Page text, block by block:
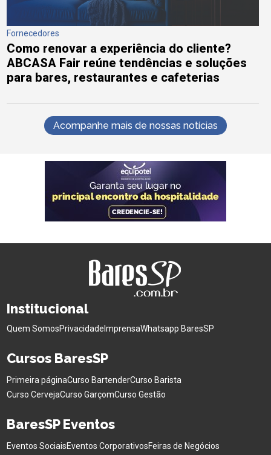
Fornecedores
Como renovar a experiência do cliente?
ABCASA Fair reúne tendências e soluções
para bares, restaurantes e cafeterias
Acompanhe mais de nossas notícias
Institucional
Quem SomosPrivacidade ImprensaWhatsapp BaresSP
Cursos BaresSP
Primeira páginaCurso BartenderCurso Barista
Curso CervejaCurso GarçomCurso Gestão
BaresSP Eventos
Eventos SociaisEventos CorporativosFeiras de Negócios